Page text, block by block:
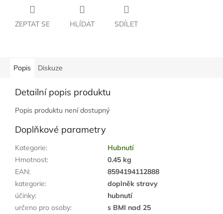
ZEPTAT SE HLÍDAT SDÍLET
Popis Diskuze
Detailní popis produktu
Popis produktu není dostupný
Doplňkové parametry
Kategorie:
Hubnutí
Hmotnost:
0.45 kg
EAN:
8594194112888
kategorie:
doplněk stravy
účinky:
hubnutí
určeno pro osoby:
s BMI nad 25